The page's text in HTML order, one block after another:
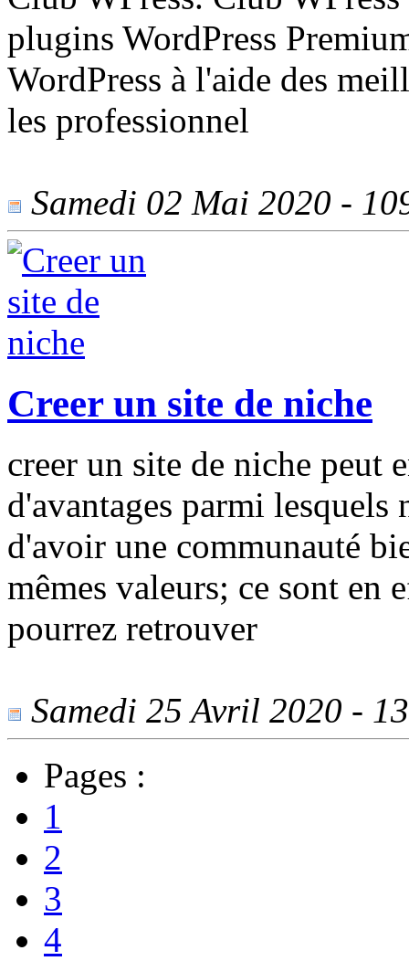
plugins WordPress
WordPress à l'aide des
les professionnel
Samedi 02 Mai 2020 -
Creer un site de niche
creer un site de niche peut
d'avantages parmi
d'avoir une communauté
mêmes valeurs; ce sont en
pourrez retrouver
Samedi 25 Avril 2020 -
Pages :
1
2
3
4